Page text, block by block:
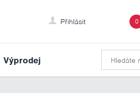
0
Přihlásit
Výprodej